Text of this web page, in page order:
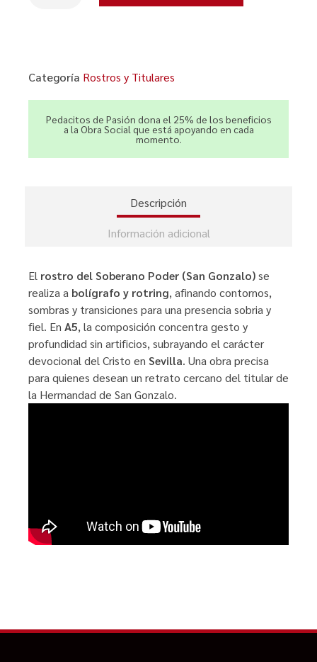
Categoría Rostros y Titulares
Pedacitos de Pasión dona el 25% de los beneficios
a la Obra Social que está apoyando en cada
momento.
Descripción
Información adicional
El rostro del Soberano Poder (San Gonzalo)se
realiza a bolígrafo y rotring, afinando contornos,
sombras y transiciones para una presencia sobria y
fiel. En A5, la composición concentra gesto y
profundidad sin artificios, subrayando el carácter
devocional del Cristo en Sevilla. Una obra precisa
para quienes desean un retrato cercano del titular de
la Hermandad de San Gonzalo.